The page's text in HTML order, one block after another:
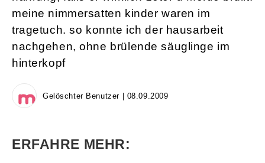
meine nimmersatten kinder waren im
tragetuch. so konnte ich der hausarbeit
nachgehen, ohne brülende säuglinge im
hinterkopf
Gelöschter Benutzer | 08.09.2009
ERFAHRE MEHR: